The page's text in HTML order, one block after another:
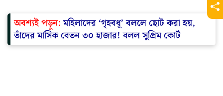
অবশ্যই পড়ুন:মহিলাদের ‘গৃহবধূ’ বললে ছোট করা হয়,
তাঁদের মাসিক বেতন ৩০ হাজার! বলল সুপ্রিম কোর্ট